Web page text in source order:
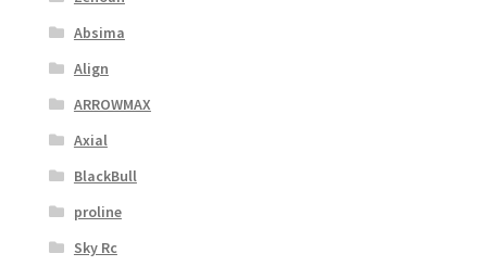
Absima
Align
ARROWMAX
Axial
BlackBull
proline
Sky Rc